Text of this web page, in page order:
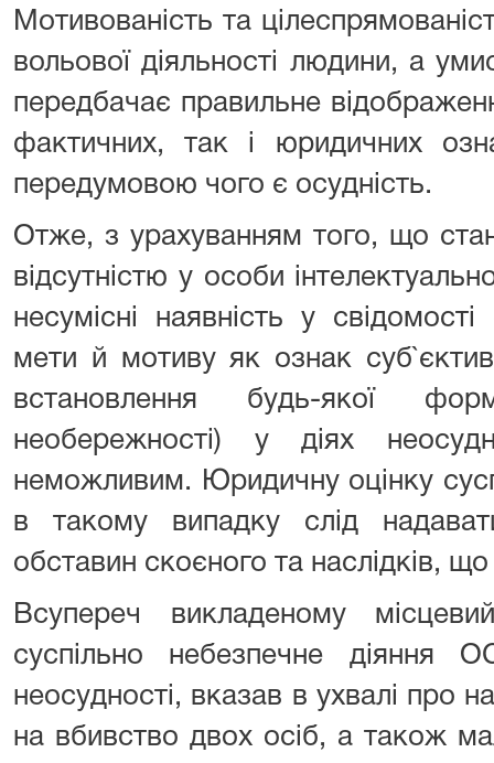
Мотивованість та
вольової діяльності людини, а
передбачає правильне
фактичних, так і юридичних
передумовою чого є осудність.
Отже, з урахуванням того, що стан
відсутністю у особи
несумісні наявність у
мети й мотиву як ознак
встановлення будь-якої
необережності) у діях
неможливим. Юридичну оцінку
в такому випадку слід
обставин скоєного та наслідків,
Всупереч викладеному
суспільно небезпечне діяння
неосудності, вказав в ухвалі про
на вбивство двох осіб, а також